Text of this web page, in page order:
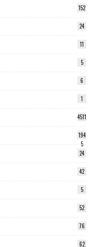
152
24
11
5
6
1
4511
194
5
24
42
5
52
76
62